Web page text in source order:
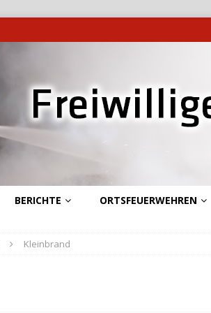
BERICHTE ORTSFEUERWEHREN
Kleinbrand